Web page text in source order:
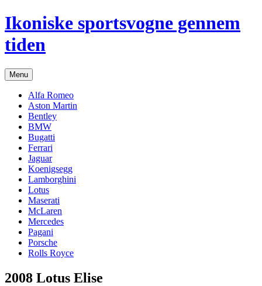
Hop
til
indhold
Ikoniske sportsvogne gennem
tiden
Menu
Alfa Romeo
Aston Martin
Bentley
BMW
Bugatti
Ferrari
Jaguar
Koenigsegg
Lamborghini
Lotus
Maserati
McLaren
Mercedes
Pagani
Porsche
Rolls Royce
2008 Lotus Elise